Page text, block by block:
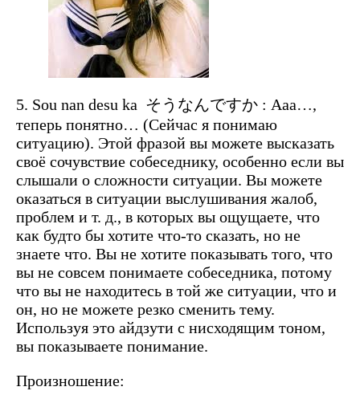
5. Sou nan desu ka そうなんですか : Ааа…,
теперь понятно… (Сейчас я понимаю
ситуацию). Этой фразой вы можете высказать
своё сочувствие собеседнику, особенно если вы
слышали о сложности ситуации. Вы можете
оказаться в ситуации выслушивания жалоб,
проблем и т. д., в которых вы ощущаете, что
как будто бы хотите что-то сказать, но не
знаете что. Вы не хотите показывать того, что
вы не совсем понимаете собеседника, потому
что вы не находитесь в той же ситуации, что и
он, но не можете резко сменить тему.
Используя это айдзути с нисходящим тоном,
вы показываете понимание.
Произношение: